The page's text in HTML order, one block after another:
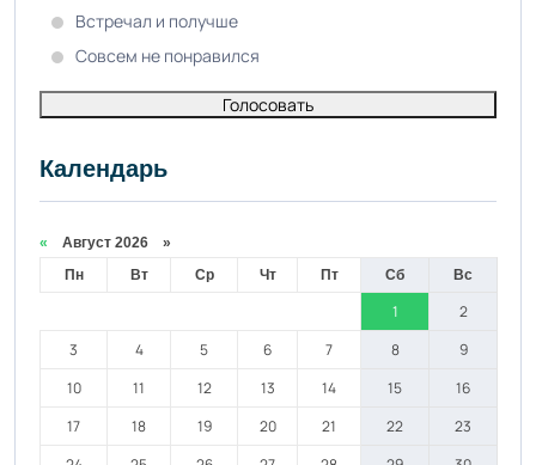
Встречал и получше
Совсем не понравился
Голосовать
Календарь
« Август 2026 »
Пн
Вт Ср Чт Пт Сб Вс
1
2
3
4 5 6 7 8
9
10
11 12 13 14 15
16
17
18 19 20 21 22
23